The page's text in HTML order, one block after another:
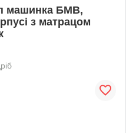
машинка БМВ,
з матрацом